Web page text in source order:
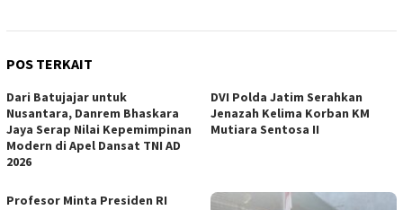
POS TERKAIT
Dari Batujajar untuk
Nusantara, Danrem Bhaskara
Jaya Serap Nilai Kepemimpinan
Modern di Apel Dansat TNI AD
2026
DVI Polda Jatim Serahkan
Jenazah Kelima Korban KM
Mutiara Sentosa II
Profesor Minta Presiden RI